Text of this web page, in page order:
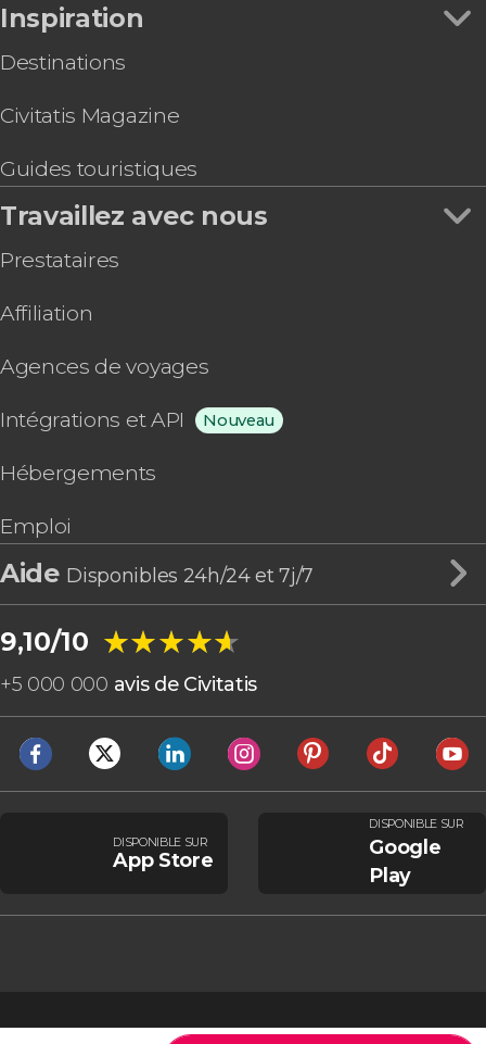
Inspiration
Destinations
Civitatis Magazine
Guides touristiques
Travaillez avec nous
Prestataires
Affiliation
Agences de voyages
Intégrations et API Nouveau
Hébergements
Emploi
Aide Disponibles 24h/24 et 7j/7
9,10/10 ★★★★★
★★★★★
+5 000 000 avis de Civitatis
DISPONIBLE SUR
App Store
DISPONIBLE SUR
Google
Play